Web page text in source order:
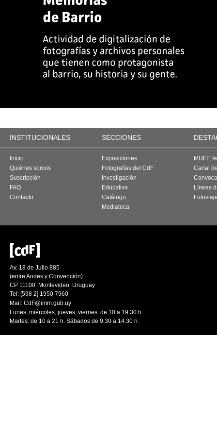
INSTITUCIONALES SECCIONES
Inicio
Quiénes somos
Suscripción
FAQ
Contacto
Exposiciones
Fotografías del CdF
Investigación
Educativa
Catálogo
Mediateca
MUFF,
Canal
Líneas
Av. 18 de Julio 885
(entre Andes y Convención)
CP 11100. Montevideo. Uruguay
Tel: [598 2] 1950 7960
Mail: CdF@imm.gub.uy
Lunes, miércoles, jueves, viernes: de 10 a 19.30 h.
Martes: de 10 a 21 h. Sábados de 9.30 a 14.30 h.